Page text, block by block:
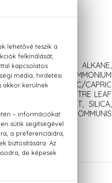
C15-19 ALKANE,
26-BUTETH-26, AMMONIUM
OIL, CAPRYLIC/CAPRIC
GYMNEMA SYLVESTRE LEAF
BUD EXTRACT, SILICA,
LAPSANA COMMUNIS